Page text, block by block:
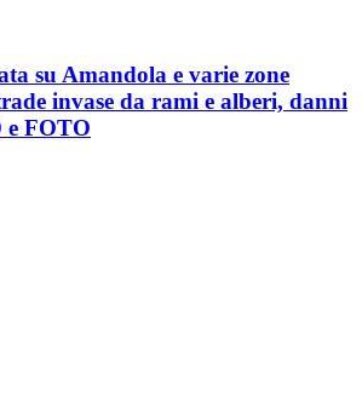
su Amandola e varie zone
invase da rami e alberi, danni
FOTO